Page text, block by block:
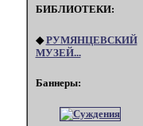
БИБЛИОТЕКИ:
◆РУМЯНЦЕВСКИЙ
МУЗЕЙ...
Баннеры: